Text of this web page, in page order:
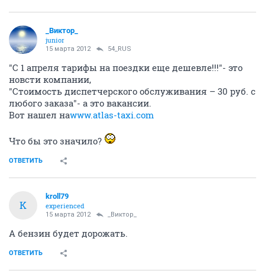
_Виктор_
juniоr
15 марта 2012 54_RUS
"С 1 апреля тарифы на поездки еще дешевле!!!"- это
новсти компании,
"Стоимость диспетчерского обслуживания – 30 руб. с
любого заказа"- а это вакансии.
Вот нашел наwww.atlas-taxi.com
Что бы это значило?
ОТВЕТИТЬ
K
kroll79
experienced
15 марта 2012 _Виктор_
А бензин будет дорожать.
ОТВЕТИТЬ